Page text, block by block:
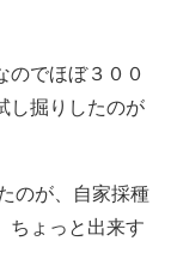
のでほぼ３００
し掘りしたのが
のが、自家採種
ちょっと出来す